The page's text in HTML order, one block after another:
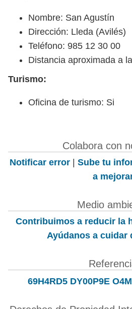
Nombre: San Agustín
Dirección: Lleda (Avilés)
Teléfono: 985 12 30 00
Distancia aproximada a
Turismo:
Oficina de turismo: Si
Colabora con
Notificar error | Sube tu
a
Medio
Contribuimos a reducir la
Ayúdanos a cuidar
69H4RD5 DY00P9E